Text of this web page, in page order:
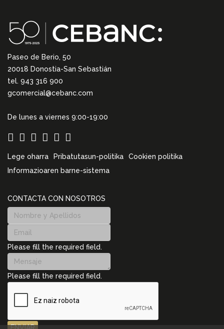
Paseo de Berio, 50
20018 Donostia-San Sebastián
tel. 943 316 900
gcomercial@cebanc.com
De lunes a viernes 9:00-19:00
Lege oharra Pribatutasun-politika
Cookien politika
Informazioaren barne-sistema
CONTACTA CON NOSOTROS
Please fill the required field.
Please fill the required field.